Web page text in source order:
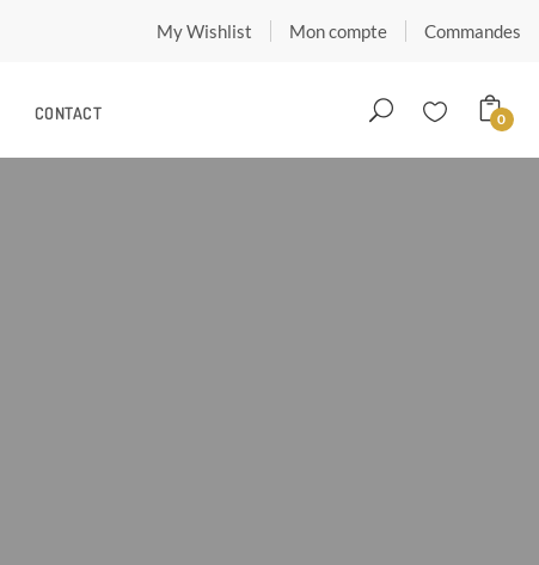
My Wishlist Mon compte Commandes
CONTACT 0